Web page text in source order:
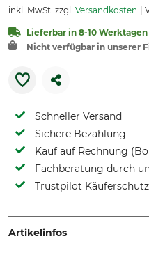
inkl. MwSt. zzgl. Versandkosten
Lieferbar in 8-10
Nicht verfügbar in unserer
Schneller Versand
Sichere Bezahlung
Kauf auf Rechnung
Fachberatung durch
Trustpilot Käuferschutz
Artikelinfos